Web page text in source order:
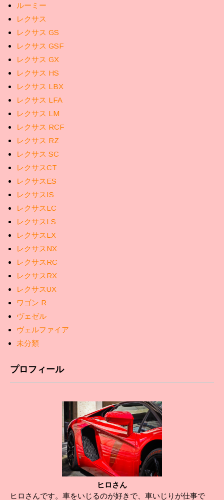
ルーミー
レクサス
レクサス GS
レクサス GSF
レクサス GX
レクサス HS
レクサス LBX
レクサス LFA
レクサス LM
レクサス RCF
レクサス RZ
レクサス SC
レクサスCT
レクサスES
レクサスIS
レクサスLC
レクサスLS
レクサスLX
レクサスNX
レクサスRC
レクサスRX
レクサスUX
ワゴン R
ヴェゼル
ヴェルファイア
未分類
プロフィール
ヒロさん
ヒロさんです。車をいじるのが好きで、車いじりが仕事で